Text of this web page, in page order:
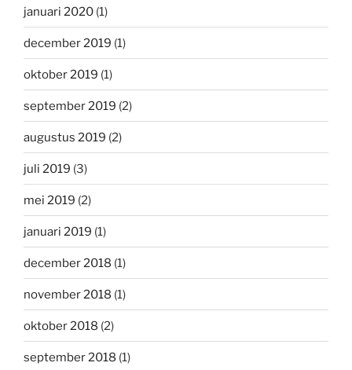
januari 2020 (1)
december 2019 (1)
oktober 2019 (1)
september 2019 (2)
augustus 2019 (2)
juli 2019 (3)
mei 2019 (2)
januari 2019 (1)
december 2018 (1)
november 2018 (1)
oktober 2018 (2)
september 2018 (1)